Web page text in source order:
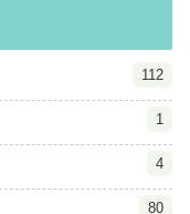
112
1
4
80